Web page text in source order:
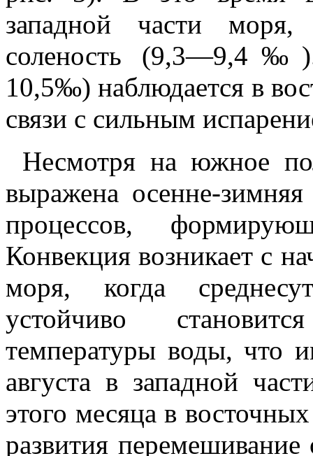
западной части моря,
соленость
10,5‰) наблюдается в
связи с сильным
Несмотря на южное
выражена осенне-
процессов,
Конвекция возникает с
моря, когда
устойчиво
температуры воды, что
августа в западной
этого месяца в
развития перемешивание